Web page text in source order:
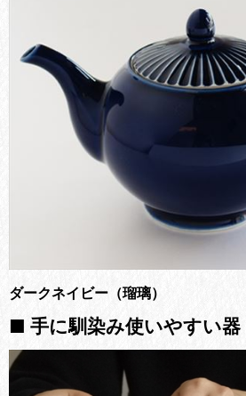
ダークネイビー（瑠璃）
■ 手に馴染み使いやすい